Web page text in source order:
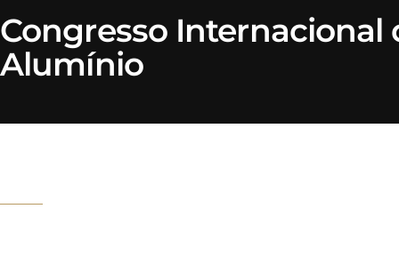
Congresso Internacional
Alumínio